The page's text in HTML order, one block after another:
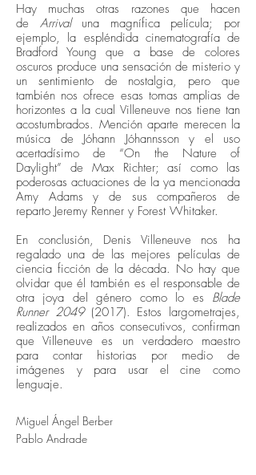
Hay muchas otras razones que hacen
de Arrival una magnífica película; por
ejemplo, la espléndida cinematografía de
Bradford Young que a base de colores
oscuros produce una sensación de misterio y
un sentimiento de nostalgia, pero que
también nos ofrece esas tomas amplias de
horizontes a la cual Villeneuve nos tiene tan
acostumbrados. Mención aparte merecen la
música de Jóhann Jóhannsson y el uso
acertadísimo de “On the Nature of
Daylight” de Max Richter; así como las
poderosas actuaciones de la ya mencionada
Amy Adams y de sus compañeros de
reparto Jeremy Renner y Forest Whitaker.
En conclusión, Denis Villeneuve nos ha
regalado una de las mejores películas de
ciencia ficción de la década. No hay que
olvidar que él también es el responsable de
otra joya del género como lo es Blade
Runner 2049(2017). Estos largometrajes,
realizados en años consecutivos, confirman
que Villeneuve es un verdadero maestro
para contar historias por medio de
imágenes y para usar el cine como
lenguaje.
Miguel Ángel Berber
Pablo Andrade